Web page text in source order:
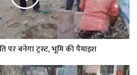
पर बनेगा ट्रस्ट, भूमि की पैमाइश